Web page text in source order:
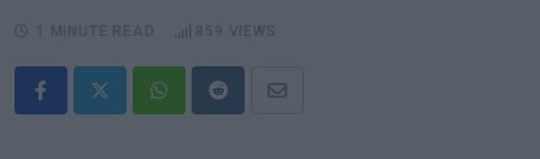
WhatsappRedditShare